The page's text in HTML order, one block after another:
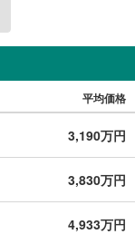
平均価格
3,190万円
3,830万円
4,933万円